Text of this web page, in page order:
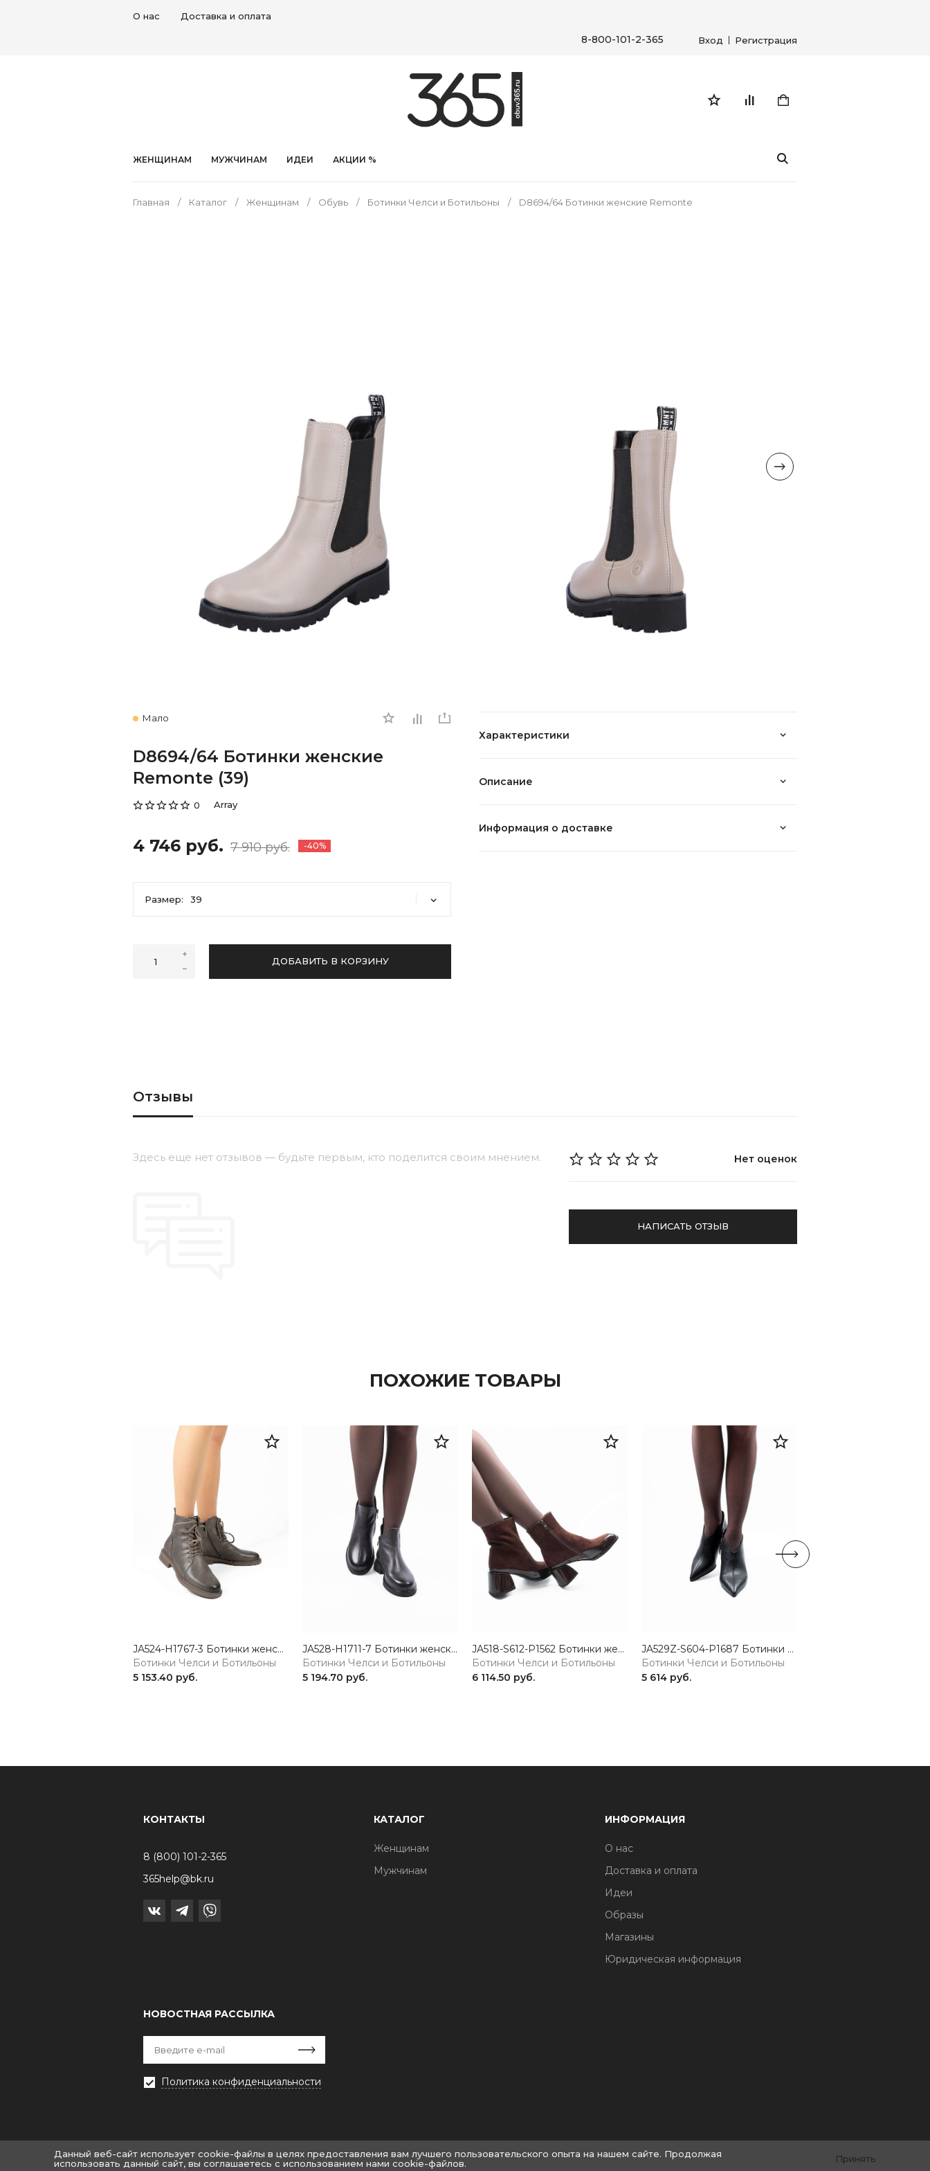
О нас Доставка и оплата
8-800-101-2-365 Вход Регистрация
ЖЕНЩИНАМ МУЖЧИНАМ ИДЕИ АКЦИИ %
Главная Каталог Женщинам Обувь Ботинки Челси и Ботильоны D8694/64 Ботинки женские Remonte
Мало
D8694/64 Ботинки женские
Remonte (39)
0 Array
4 746 руб. 7 910 руб. -40%
Размер: 39
ДОБАВИТЬ В КОРЗИНУ
Характеристики
Описание
Информация о доставке
Отзывы
Здесь еще нет отзывов — будьте первым, кто поделится своим мнением. Нет оценок
НАПИСАТЬ ОТЗЫВ
ПОХОЖИЕ ТОВАРЫ
JA524-H1767-3 Ботинки женские натуральная кожа коричневый 365
Ботинки Челси и Ботильоны
5 153.40 руб.
JA528-H1711-7 Ботинки женские натуральная кожа коричневый 365
Ботинки Челси и Ботильоны
5 194.70 руб.
JA518-S612-P1562 Ботинки женские натуральная кожа коричневый 365
Ботинки Челси и Ботильоны
6 114.50 руб.
JA529Z-S604-P1687 Ботинки женские натуральная кожа черный 365
Ботинки Челси и Ботильоны
5 614 руб.
КОНТАКТЫ
8 (800) 101-2-365
365help@bk.ru
КАТАЛОГ
Женщинам
Мужчинам
ИНФОРМАЦИЯ
О нас
Доставка и оплата
Идеи
Образы
Магазины
Юридическая информация
НОВОСТНАЯ РАССЫЛКА
Политика конфиденциальности
© «Крайт: Одежда.Fashion»
Данный веб-сайт использует cookie-файлы в целях предоставления вам лучшего пользовательского опыта на нашем сайте. Продолжая
использовать данный сайт, вы соглашаетесь с использованием нами cookie-файлов.
Принять